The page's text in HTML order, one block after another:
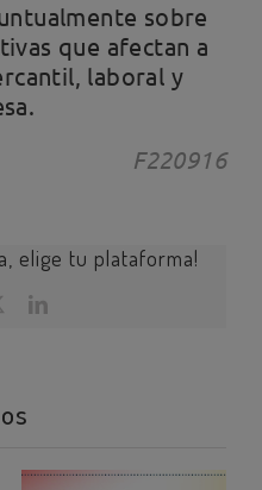
sobre
que afectan a
laboral y
F220916
elige tu plataforma!
LinkedIn